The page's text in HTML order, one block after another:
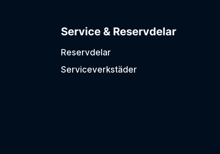
Service & Reservdelar
Reservdelar
Serviceverkstäder